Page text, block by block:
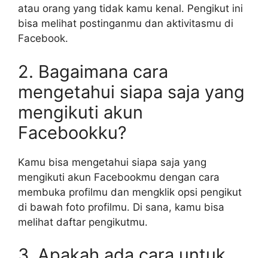
atau orang yang tidak kamu kenal. Pengikut ini
bisa melihat postinganmu dan aktivitasmu di
Facebook.
2. Bagaimana cara
mengetahui siapa saja yang
mengikuti akun
Facebookku?
Kamu bisa mengetahui siapa saja yang
mengikuti akun Facebookmu dengan cara
membuka profilmu dan mengklik opsi pengikut
di bawah foto profilmu. Di sana, kamu bisa
melihat daftar pengikutmu.